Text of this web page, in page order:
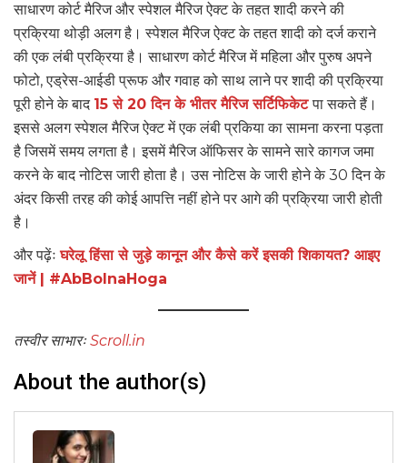
साधारण कोर्ट मैरिज और स्पेशल मैरिज ऐक्ट के तहत शादी करने की
प्रक्रिया थोड़ी अलग है। स्पेशल मैरिज ऐक्ट के तहत शादी को दर्ज कराने
की एक लंबी प्रक्रिया है। साधारण कोर्ट मैरिज में महिला और पुरुष अपने
फोटो, एड्रेस-आईडी प्रूफ और गवाह को साथ लाने पर शादी की प्रक्रिया
पूरी होने के बाद 15 से 20 दिन के भीतर मैरिज सर्टिफिकेटपा सकते हैं।
इससे अलग स्पेशल मैरिज ऐक्ट में एक लंबी प्रकिया का सामना करना पड़ता
है जिसमें समय लगता है। इसमें मैरिज ऑफिसर के सामने सारे कागज जमा
करने के बाद नोटिस जारी होता है। उस नोटिस के जारी होने के 30 दिन के
अंदर किसी तरह की कोई आपत्ति नहीं होने पर आगे की प्रक्रिया जारी होती
है।
और पढ़ेंःघरेलू हिंसा से जुड़े कानून और कैसे करें इसकी शिकायत? आइए
जानें | #AbBolnaHoga
तस्वीर साभारः Scroll.in
About the author(s)